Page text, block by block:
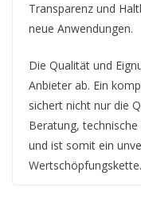
Transparenz und
neue Anwendungen.
Die Qualität und
Anbieter ab. Ein
sichert nicht nur die
Beratung,
und ist somit ein
Wertschöpfungskette.